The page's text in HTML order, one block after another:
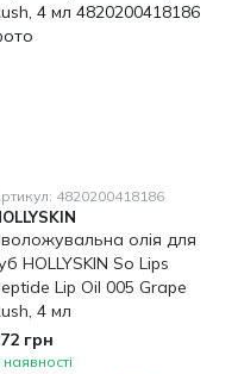
4820200418186
олія для
HOLLYSKIN So Lips
Lip Oil 005 Grape
4 мл
грн
наявності